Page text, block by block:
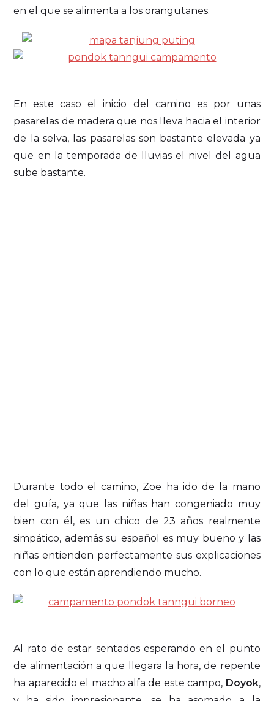
en el que se alimenta a los orangutanes.
En este caso el inicio del camino es por unas
pasarelas de madera que nos lleva hacia el interior
de la selva, las pasarelas son bastante elevada ya
que en la temporada de lluvias el nivel del agua
sube bastante.
Durante todo el camino, Zoe ha ido de la mano
del guía, ya que las niñas han congeniado muy
bien con él, es un chico de 23 años realmente
simpático, además su español es muy bueno y las
niñas entienden perfectamente sus explicaciones
con lo que están aprendiendo mucho.
Al rato de estar sentados esperando en el punto
de alimentación a que llegara la hora, de repente
ha aparecido el macho alfa de este campo, Doyok,